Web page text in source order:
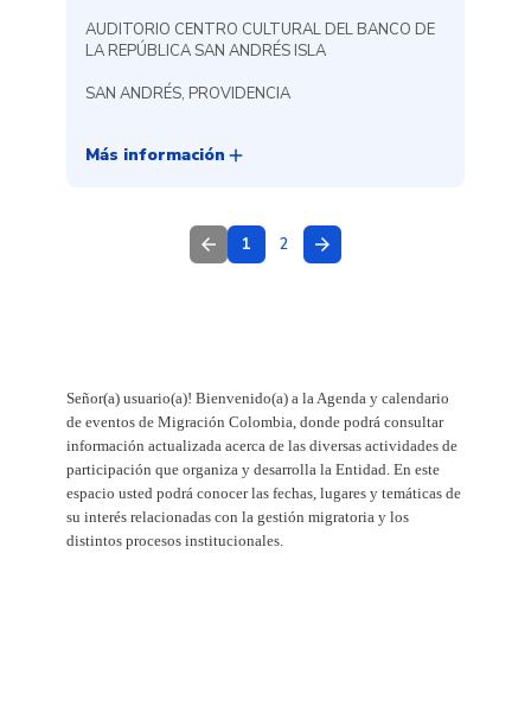
AUDITORIO CENTRO CULTURAL DEL BANCO DE
LA REPÚBLICA SAN ANDRÉS ISLA
SAN ANDRÉS, PROVIDENCIA
Más información add
arrow_back 1 2 arrow_forward
Señor(a) usuario(a)! Bienvenido(a) a la Agenda y calendario
de eventos de Migración Colombia, donde podrá consultar
información actualizada acerca de las diversas actividades de
participación que organiza y desarrolla la Entidad. En este
espacio usted podrá conocer las fechas, lugares y temáticas de
su interés relacionadas con la gestión migratoria y los
distintos procesos institucionales.